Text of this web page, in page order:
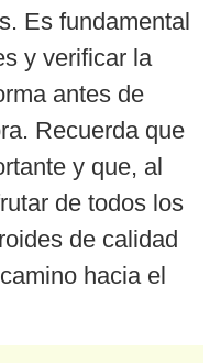
Es fundamental
y verificar la
antes de
Recuerda que
y que, al
de todos los
de calidad
hacia el